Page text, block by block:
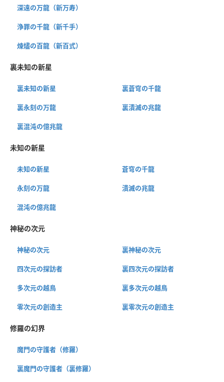
深遠の万龍（新万寿）
浄罪の千龍（新千手）
煉燼の百龍（新百式）
裏未知の新星
裏未知の新星 裏蒼穹の千龍
裏永刻の万龍 裏潰滅の兆龍
裏混沌の億兆龍
未知の新星
未知の新星 蒼穹の千龍
永刻の万龍 潰滅の兆龍
混沌の億兆龍
神秘の次元
神秘の次元 裏神秘の次元
四次元の探訪者 裏四次元の探訪者
多次元の越鳥 裏多次元の越鳥
零次元の創造主 裏零次元の創造主
修羅の幻界
魔門の守護者（修羅）
裏魔門の守護者（裏修羅）